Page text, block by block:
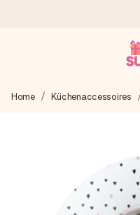
Wir bereiten dein
4,8 (basierend
Unsere Geschenke
Home Küchenaccessoires